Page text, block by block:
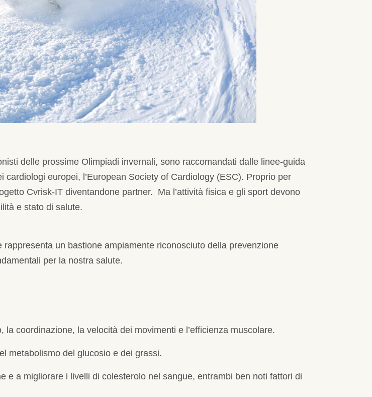
delle prossime Olimpiadi invernali, sono raccomandati dalle linee-guida
europei, l’European Society of Cardiology (ESC). Proprio per
Cvrisk-IT diventandone partner. Ma l’attività fisica e gli sport devono
e stato di salute.
un bastione ampiamente riconosciuto della prevenzione
per la nostra salute.
la coordinazione, la velocità dei movimenti e l’efficienza muscolare.
metabolismo del glucosio e dei grassi.
e a migliorare i livelli di colesterolo nel sangue, entrambi ben noti fattori di